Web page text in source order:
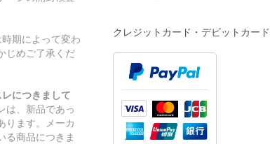
期によって変わ
じめご了承くだ
につきまして
は、新品であっ
ります。メーカ
る商品につきま
クレジットカード・デビットカード